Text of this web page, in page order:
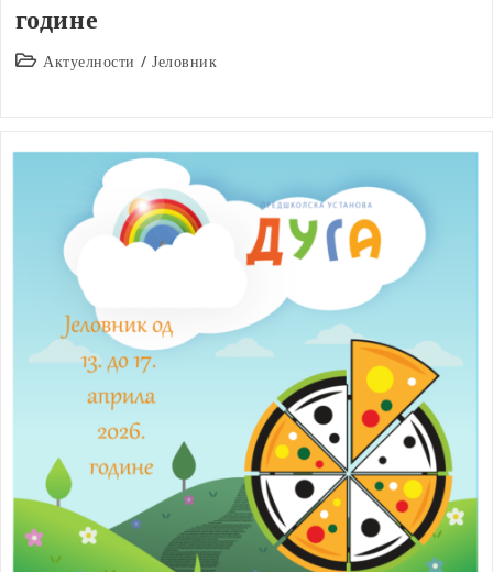
године
PostАктуелности / Јеловник